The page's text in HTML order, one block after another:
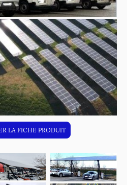
LA FICHE PRODUIT